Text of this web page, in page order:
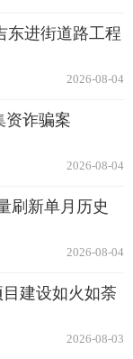
东进街道路工程
2026-08-04
资诈骗案
2026-08-04
刷新单月历史
2026-08-04
建设如火如荼
2026-08-03